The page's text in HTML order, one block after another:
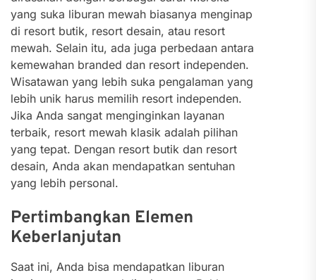
yang suka liburan mewah biasanya menginap
di resort butik, resort desain, atau resort
mewah. Selain itu, ada juga perbedaan antara
kemewahan branded dan resort independen.
Wisatawan yang lebih suka pengalaman yang
lebih unik harus memilih resort independen.
Jika Anda sangat menginginkan layanan
terbaik, resort mewah klasik adalah pilihan
yang tepat. Dengan resort butik dan resort
desain, Anda akan mendapatkan sentuhan
yang lebih personal.
Pertimbangkan Elemen
Keberlanjutan
Saat ini, Anda bisa mendapatkan liburan